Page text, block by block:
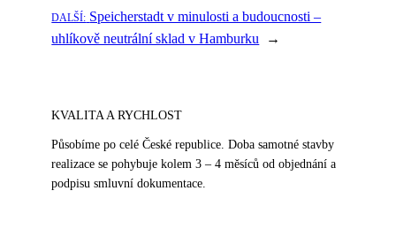
DALŠÍ: Speicherstadt v minulosti a budoucnosti –
uhlíkově neutrální sklad v Hamburku
→
KVALITA A RYCHLOST
Působíme po celé České republice. Doba samotné stavby
realizace se pohybuje kolem 3 – 4 měsíců od objednání a
podpisu smluvní dokumentace.